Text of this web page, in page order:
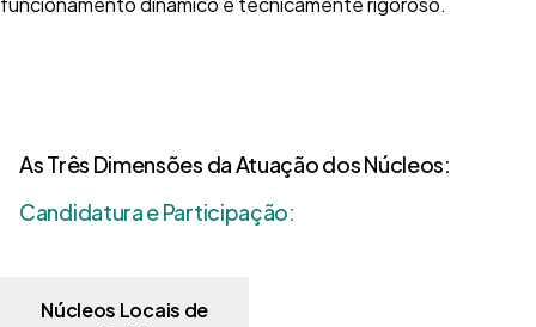
As Três Dimensões da Atuação dos Núcleos:
Candidatura e Participação:
Núcleos Locais de